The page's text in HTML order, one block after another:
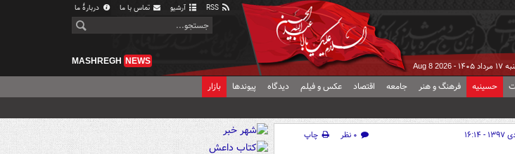
آرشیو تماس با ما دربارهٔ ما
۱۴۰۵ - Aug 8 2026
MASHREGH NEWS
حسینیه فرهنگ و هنر جامعه اقتصاد عکس و فیلم دیدگاه پیوندها بازار
۰ نظر
چاپ